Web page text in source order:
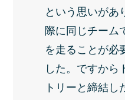
という思いがあ
際に同じチーム
を走ることが必
した。ですから
トリーと締結し